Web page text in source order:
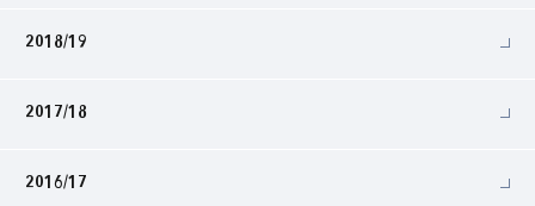
2018/19
2017/18
2016/17